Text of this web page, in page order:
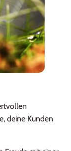
deine Kunden